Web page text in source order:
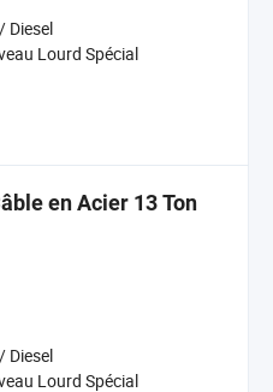
Diesel
Lourd Spécial
en Acier 13 Ton
Diesel
Lourd Spécial